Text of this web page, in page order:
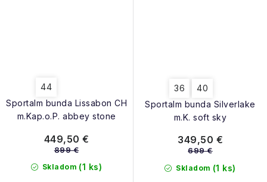
Sportalm bunda Lissabon CH
m.Kap.o.P. abbey stone
44
Skladom (1 ks)
449,50 €
899 €
Sportalm bunda Silverlake
m.K. soft sky
36 40
Skladom (1 ks)
349,50 €
699 €